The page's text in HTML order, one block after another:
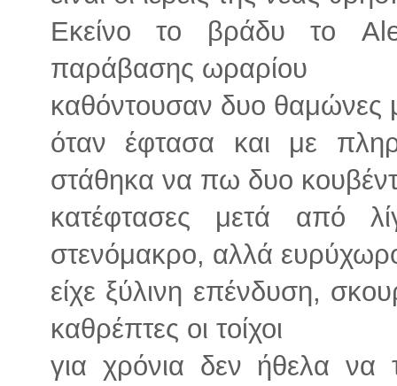
Εκείνο το βράδυ το
παράβασης ωραρίου
καθόντουσαν δυο θαμώνες
όταν έφτασα και με
στάθηκα να πω δυο
κατέφτασες μετά από
στενόμακρο, αλλά
είχε ξύλινη επένδυση,
καθρέπτες οι τοίχοι
για χρόνια δεν ήθελα να